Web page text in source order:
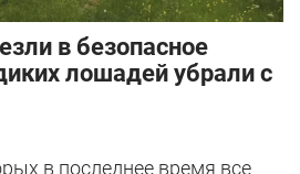
в безопасное
лошадей убрали с
в последнее время все